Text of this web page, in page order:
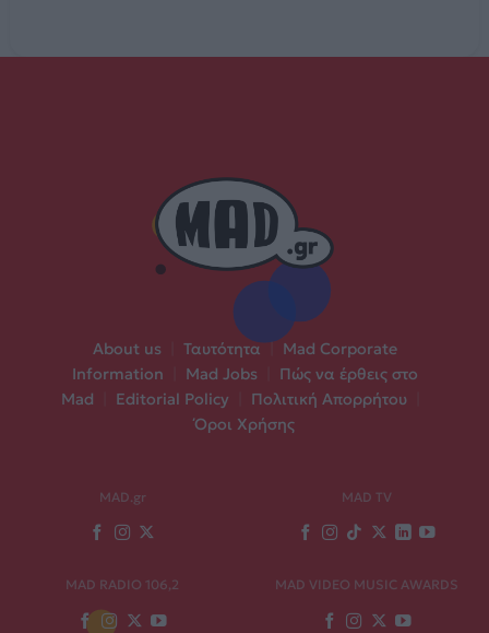
About us Ταυτότητα | Mad Corporate
Information
Mad Jobs
Πώς να έρθεις στο
Mad
Editorial Policy Πολιτική Απορρήτου
Όροι Χρήσης
MAD.gr MAD TV
MAD RADIO 106,2 MAD VIDEO MUSIC AWARDS